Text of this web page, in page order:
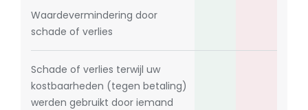
Waardevermindering door
schade of verlies
Schade of verlies terwijl uw
kostbaarheden (tegen betaling)
werden gebruikt door iemand